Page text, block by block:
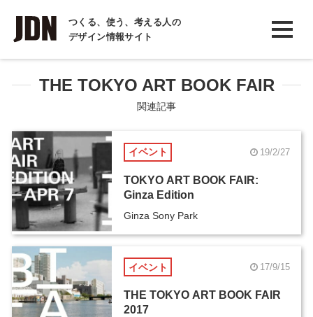
つくる、使う、考える人の
デザイン情報サイト
INTERVIEW
インタビュー
REPORT
COLUMN
コラム
THE TOKYO ART BOOK FAIR
関連記事
イベント 19/2/27
TOKYO ART BOOK FAIR:
Ginza Edition
Ginza Sony Park
イベント 17/9/15
THE TOKYO ART BOOK FAIR
2017